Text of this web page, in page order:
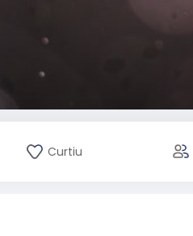
Curtiu